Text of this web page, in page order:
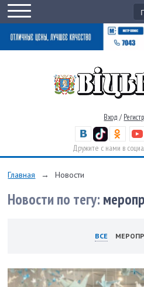
Вход /
Дружите с нами в
Главная → Новости
Новости по тегу:
ВСЕ